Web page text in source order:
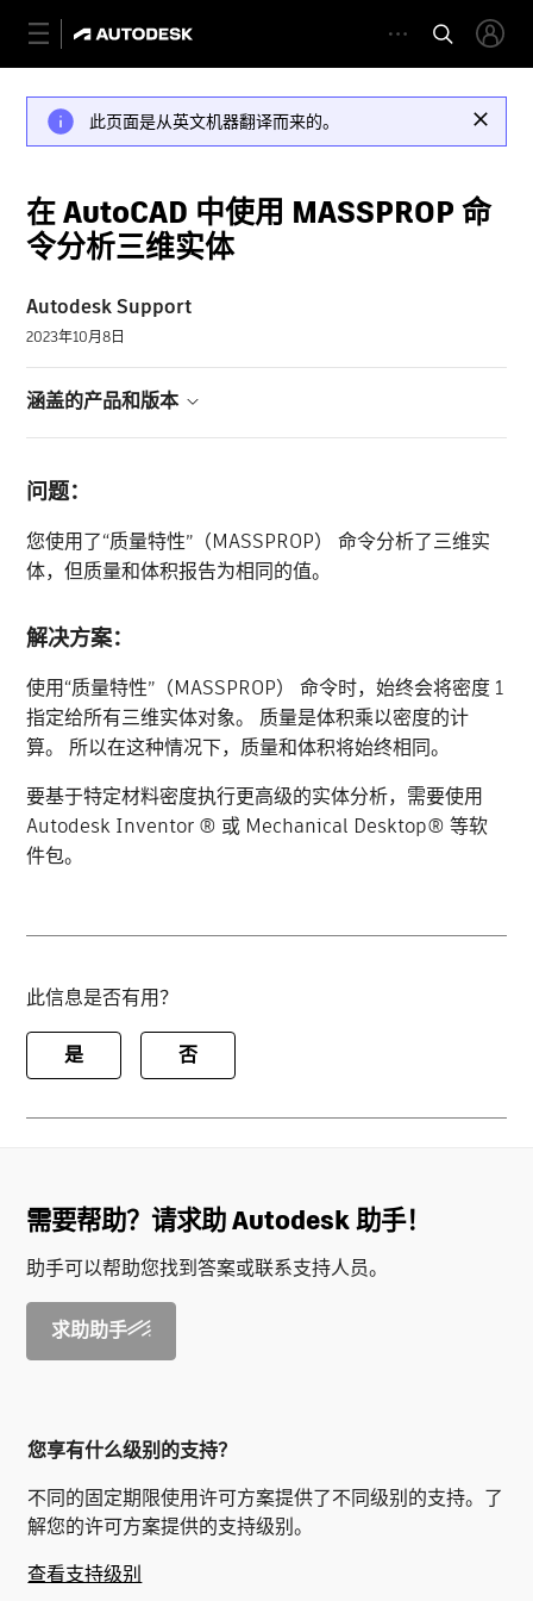
此页面是从英文机器翻译而来的。
在 AutoCAD 中使用 MASSPROP 命
令分析三维实体
Autodesk Support
2023年10月8日
涵盖的产品和版本
问题：
您使用了“质量特性”（MASSPROP） 命令分析了三维实
体，但质量和体积报告为相同的值。
解决方案：
使用“质量特性”（MASSPROP） 命令时，始终会将密度 1
指定给所有三维实体对象。 质量是体积乘以密度的计
算。 所以在这种情况下，质量和体积将始终相同。
要基于特定材料密度执行更高级的实体分析，需要使用
Autodesk Inventor ® 或 Mechanical Desktop® 等软
件包。
此信息是否有用？
是 否
需要帮助？请求助 Autodesk 助手！
助手可以帮助您找到答案或联系支持人员。
求助助手
您享有什么级别的支持？
不同的固定期限使用许可方案提供了不同级别的支持。了
解您的许可方案提供的支持级别。
查看支持级别